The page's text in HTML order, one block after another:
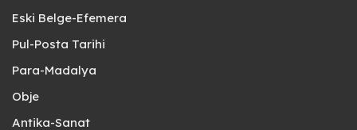
Eski Belge-Efemera
Pul-Posta Tarihi
Para-Madalya
Obje
Antika-Sanat